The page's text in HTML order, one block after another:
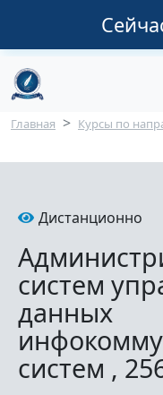
Строка
Главная Курсы по
Дистанционно
систем
данных
систем ,